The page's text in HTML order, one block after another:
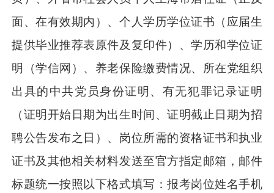
面、在有效期内）、个人学历学位证书（应届生
提供毕业推荐表原件及复印件）、学历和学位证
明（学信网）、养老保险缴费情况、所在党组织
出具的中共党员身份证明、有无犯罪记录证明
（证明开始日期为出生时间、证明截止日期为招
聘公告发布之日）、岗位所需的资格证书和执业
证书及其他相关材料发送至官方指定邮箱，邮件
标题统一按照以下格式填写：报考岗位姓名手机